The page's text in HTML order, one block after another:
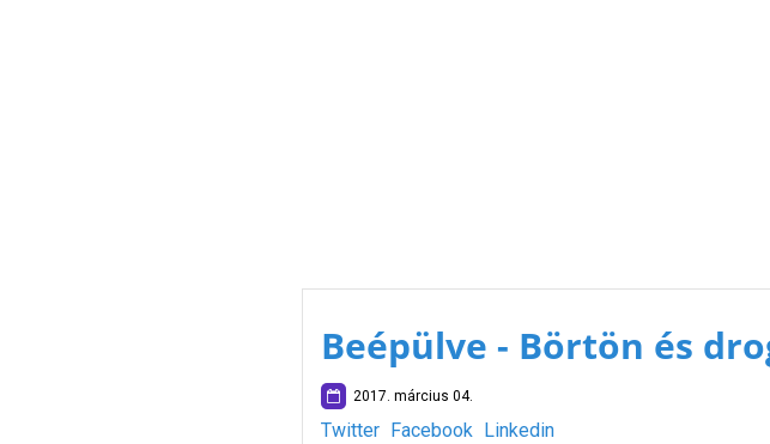
Beépülve - Börtön és
2017. március 04.
Twitter Facebook Linkedin